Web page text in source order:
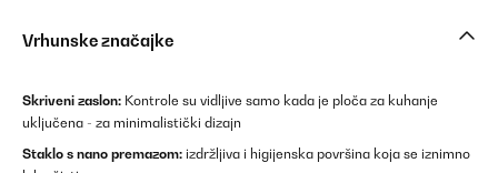
Vrhunske značajke
Skriveni zaslon: Kontrole su vidljive samo kada je ploča za kuhanje
uključena - za minimalistički dizajn
Staklo s nano premazom: izdržljiva i higijenska površina koja se iznimno